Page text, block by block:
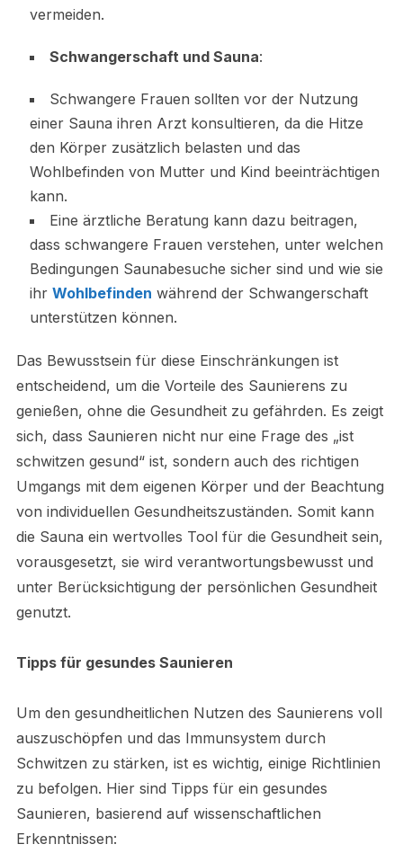
vermeiden.
Schwangerschaft und Sauna:
Schwangere Frauen sollten vor der Nutzung
einer Sauna ihren Arzt konsultieren, da die Hitze
den Körper zusätzlich belasten und das
Wohlbefinden von Mutter und Kind beeinträchtigen
kann.
Eine ärztliche Beratung kann dazu beitragen,
dass schwangere Frauen verstehen, unter welchen
Bedingungen Saunabesuche sicher sind und wie sie
ihr Wohlbefinden während der Schwangerschaft
unterstützen können.
Das Bewusstsein für diese Einschränkungen ist
entscheidend, um die Vorteile des Saunierens zu
genießen, ohne die Gesundheit zu gefährden. Es zeigt
sich, dass Saunieren nicht nur eine Frage des „ist
schwitzen gesund“ ist, sondern auch des richtigen
Umgangs mit dem eigenen Körper und der Beachtung
von individuellen Gesundheitszuständen. Somit kann
die Sauna ein wertvolles Tool für die Gesundheit sein,
vorausgesetzt, sie wird verantwortungsbewusst und
unter Berücksichtigung der persönlichen Gesundheit
genutzt.
Tipps für gesundes Saunieren
Um den gesundheitlichen Nutzen des Saunierens voll
auszuschöpfen und das Immunsystem durch
Schwitzen zu stärken, ist es wichtig, einige Richtlinien
zu befolgen. Hier sind Tipps für ein gesundes
Saunieren, basierend auf wissenschaftlichen
Erkenntnissen: